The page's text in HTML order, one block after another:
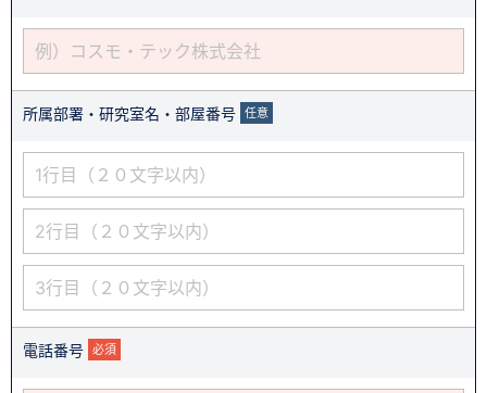
所属部署・研究室名・部屋番号 任意
電話番号 必須